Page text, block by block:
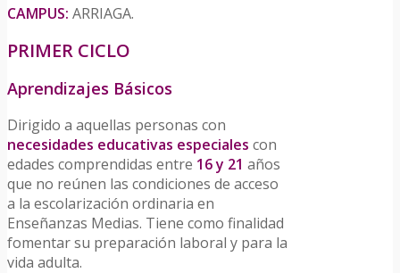
CAMPUS: ARRIAGA.
PRIMER CICLO
Aprendizajes Básicos
Dirigido a aquellas personas con
necesidades educativas especiales con
edades comprendidas entre 16 y 21 años
que no reúnen las condiciones de acceso
a la escolarización ordinaria en
Enseñanzas Medias. Tiene como finalidad
fomentar su preparación laboral y para la
vida adulta.